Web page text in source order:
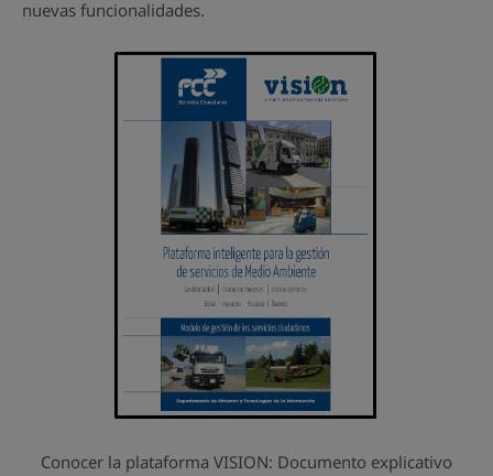
nuevas funcionalidades.
Conocer la plataforma VISION: Documento explicativo